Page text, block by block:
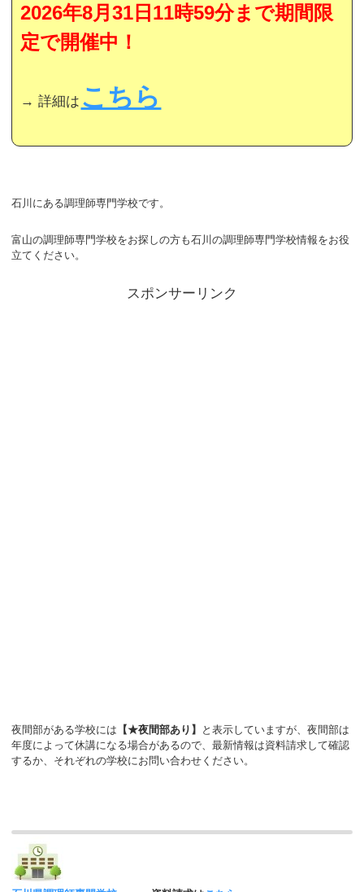
2026年8月31日11時59分まで期間限
定で開催中！
→ 詳細は こちら
石川にある調理師専門学校です。
富山の調理師専門学校をお探しの方も石川の調理師専門学校情報をお役
立てください。
スポンサーリンク
夜間部がある学校には 【★夜間部あり】
と表示していますが、夜間部は
年度によって休講になる場合があるので、最新情報は資料請求して確認
するか、それぞれの学校にお問い合わせください。